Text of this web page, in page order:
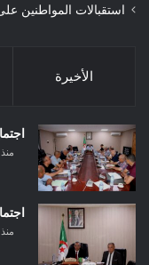
استقبالات المواطنين
الأخيرة
منذ 5 أيام